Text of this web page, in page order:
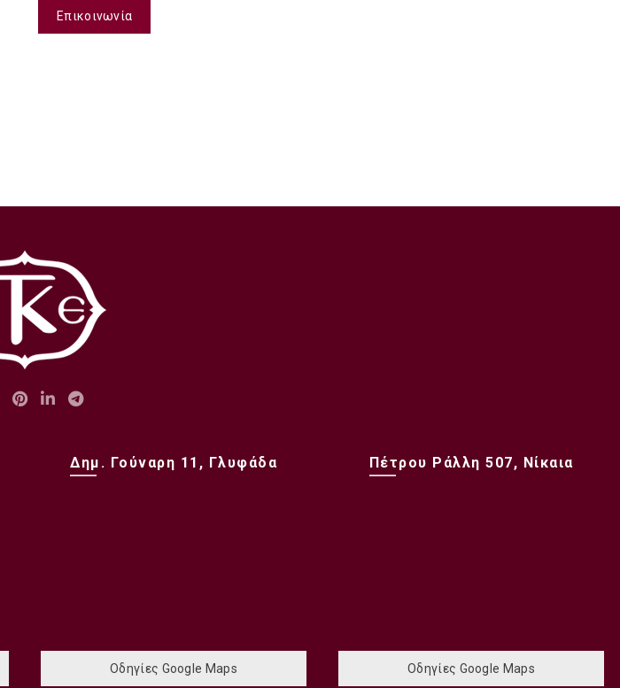
Επικοινωνία
Δημ. Γούναρη 11, Γλυφάδα
Οδηγίες Google Maps
Πέτρου Ράλλη 507, Νίκαια
Οδηγίες Google Maps